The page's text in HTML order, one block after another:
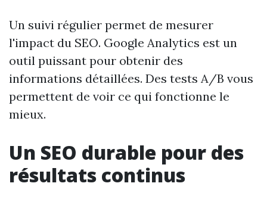
Un suivi régulier permet de mesurer
l'impact du SEO. Google Analytics est un
outil puissant pour obtenir des
informations détaillées. Des tests A/B vous
permettent de voir ce qui fonctionne le
mieux.
Un SEO durable pour des
résultats continus